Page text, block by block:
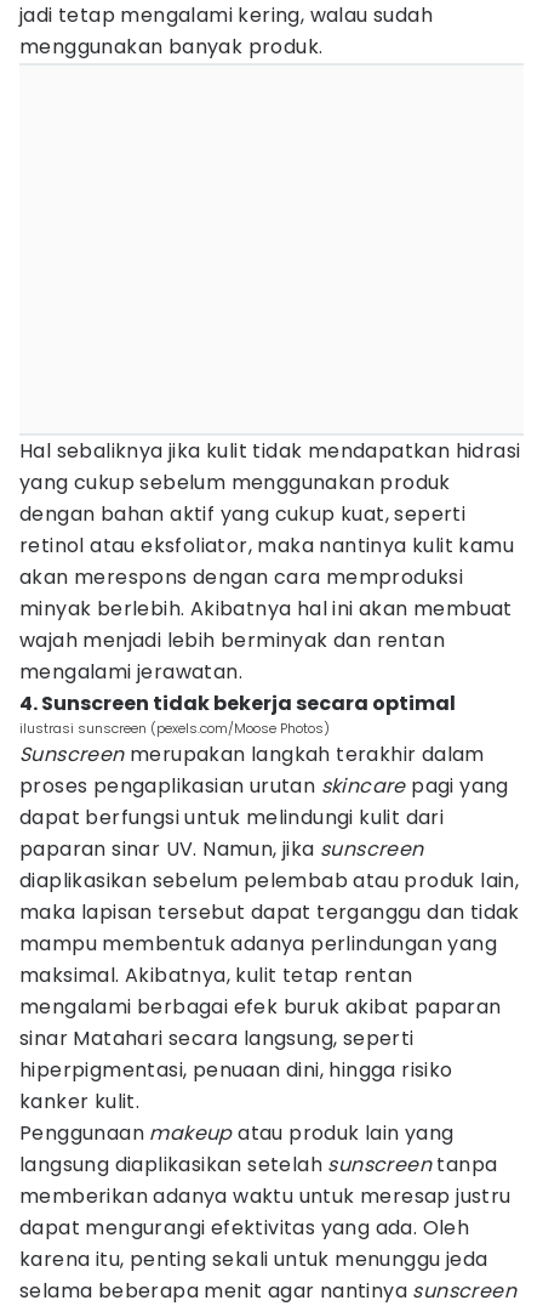
jadi tetap mengalami kering, walau sudah
menggunakan banyak produk.
Hal sebaliknya jika kulit tidak mendapatkan hidrasi
yang cukup sebelum menggunakan produk
dengan bahan aktif yang cukup kuat, seperti
retinol atau eksfoliator, maka nantinya kulit kamu
akan merespons dengan cara memproduksi
minyak berlebih. Akibatnya hal ini akan membuat
wajah menjadi lebih berminyak dan rentan
mengalami jerawatan.
4. Sunscreen tidak bekerja secara optimal
ilustrasi sunscreen (pexels.com/Moose Photos)
Sunscreenmerupakan langkah terakhir dalam
proses pengaplikasian urutan skincarepagi yang
dapat berfungsi untuk melindungi kulit dari
paparan sinar UV. Namun, jika sunscreen
diaplikasikan sebelum pelembab atau produk lain,
maka lapisan tersebut dapat terganggu dan tidak
mampu membentuk adanya perlindungan yang
maksimal. Akibatnya, kulit tetap rentan
mengalami berbagai efek buruk akibat paparan
sinar Matahari secara langsung, seperti
hiperpigmentasi, penuaan dini, hingga risiko
kanker kulit.
Penggunaan makeupatau produk lain yang
langsung diaplikasikan setelah sunscreentanpa
memberikan adanya waktu untuk meresap justru
dapat mengurangi efektivitas yang ada. Oleh
karena itu, penting sekali untuk menunggu jeda
selama beberapa menit agar nantinya sunscreen